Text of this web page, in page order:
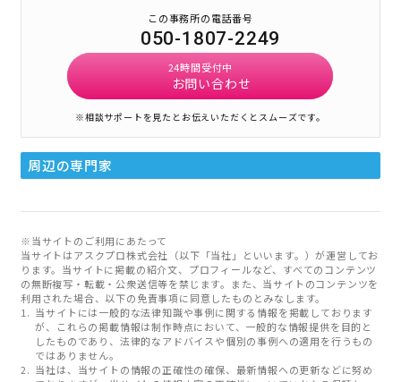
この事務所の電話番号
050-1807-2249
24時間受付中
お問い合わせ
※相談サポートを見たとお伝えいただくとスムーズです。
周辺の専門家
※当サイトのご利用にあたって
当サイトはアスクプロ株式会社（以下「当社」といいます。）が運営してお
ります。当サイトに掲載の紹介文、プロフィールなど、すべてのコンテンツ
の無断複写・転載・公衆送信等を禁じます。また、当サイトのコンテンツを
利用された場合、以下の免責事項に同意したものとみなします。
当サイトには一般的な法律知識や事例に関する情報を掲載しております
が、これらの掲載情報は制作時点において、一般的な情報提供を目的と
したものであり、法律的なアドバイスや個別の事例への適用を行うもの
ではありません。
当社は、当サイトの情報の正確性の確保、最新情報への更新などに努め